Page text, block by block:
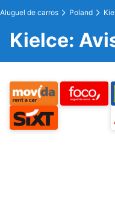
Aluguel de carros Poland
Kielce: